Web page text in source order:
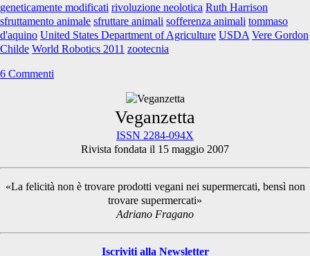
geneticamente modificati rivoluzione neolotica Ruth Harrison
sfruttamento animale sfruttare animali sofferenza animali tommaso
d'aquino United States Department of Agriculture USDA Vere Gordon
Childe World Robotics 2011 zootecnia
6 Commenti
Sidebar
Veganzetta
ISSN 2284-094X
Rivista fondata il 15 maggio 2007
«La felicità non è trovare prodotti vegani nei supermercati, bensì non
trovare supermercati»
Adriano Fragano
Iscriviti alla Newsletter